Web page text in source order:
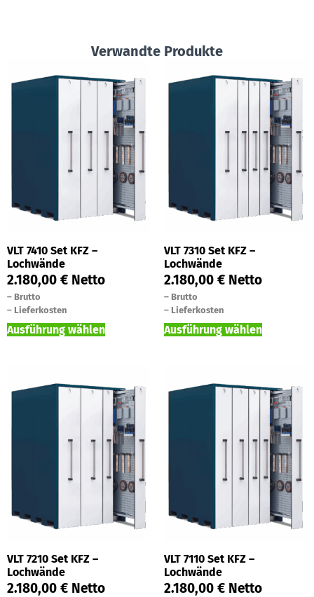
Verwandte Produkte
VLT 7410 Set KFZ –
Lochwände
2.180,00 € Netto
– Brutto
– Lieferkosten
Ausführung wählen
VLT 7310 Set KFZ –
Lochwände
2.180,00 € Netto
– Brutto
– Lieferkosten
Ausführung wählen
VLT 7210 Set KFZ –
Lochwände
2.180,00 € Netto
VLT 7110 Set KFZ –
Lochwände
2.180,00 € Netto